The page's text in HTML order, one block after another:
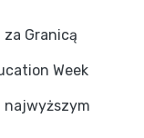
Granicą
Week
najwyższym